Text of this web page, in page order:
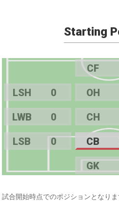
Starting
CF
LSH 0 OH
LWB 0 CH
LSB 0 CB
GK
試合開始時点でのポジションとなり